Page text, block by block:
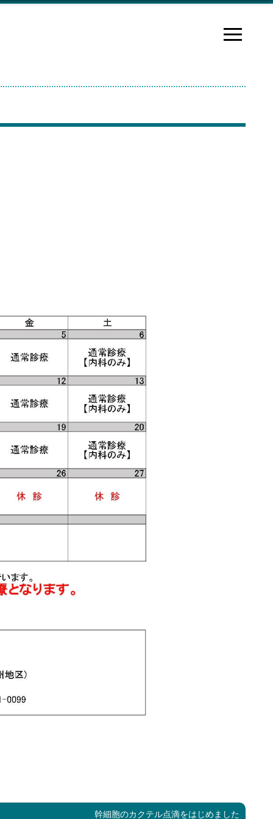
次
幹細胞のカクテル点滴をはじめました